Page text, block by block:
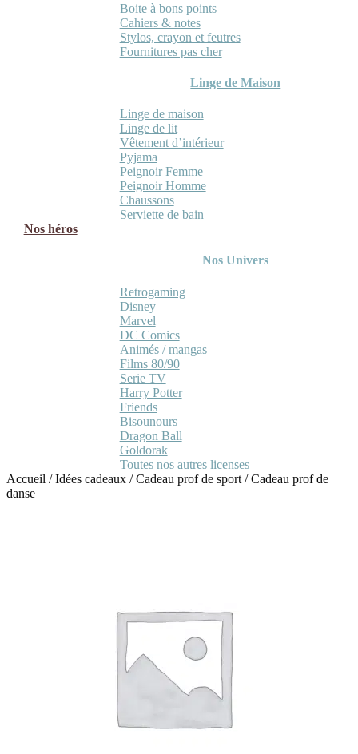
Boite à bons points
Cahiers & notes
Stylos, crayon et feutres
Fournitures pas cher
Linge de Maison
Linge de maison
Linge de lit
Vêtement d’intérieur
Pyjama
Peignoir Femme
Peignoir Homme
Chaussons
Serviette de bain
Nos héros
Nos Univers
Retrogaming
Disney
Marvel
DC Comics
Animés / mangas
Films 80/90
Serie TV
Harry Potter
Friends
Bisounours
Dragon Ball
Goldorak
Toutes nos autres licenses
Accueil /Idées cadeaux /Cadeau prof de sport /Cadeau prof de
danse